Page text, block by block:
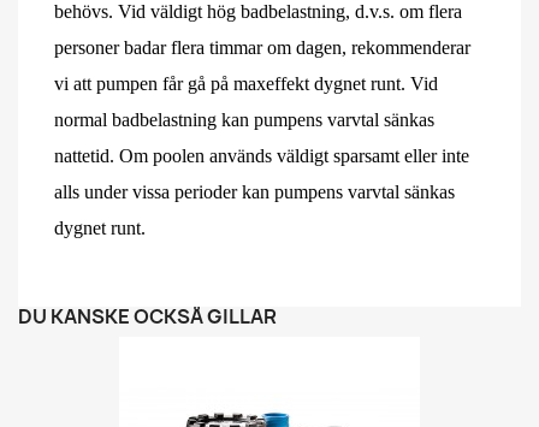
behövs. Vid väldigt hög badbelastning, d.v.s. om flera
personer badar flera timmar om dagen, rekommenderar
vi att pumpen får gå på maxeffekt dygnet runt. Vid
normal badbelastning kan pumpens varvtal sänkas
nattetid. Om poolen används väldigt sparsamt eller inte
alls under vissa perioder kan pumpens varvtal sänkas
dygnet runt.
DU KANSKE OCKSÅ GILLAR